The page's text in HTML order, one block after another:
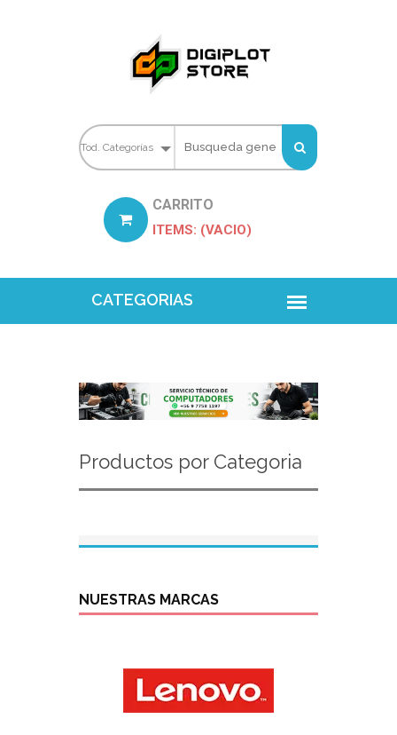
CARRITO
ITEMS: (VACIO)
Productos por Categoria
NUESTRAS MARCAS